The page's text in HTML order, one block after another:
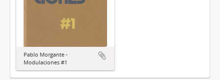
Pablo Morgante -
Modulaciones #1